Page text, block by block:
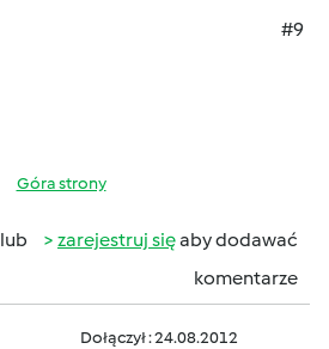
#9
Góra strony
lub zarejestruj sięaby dodawać
komentarze
Dołączył : 24.08.2012